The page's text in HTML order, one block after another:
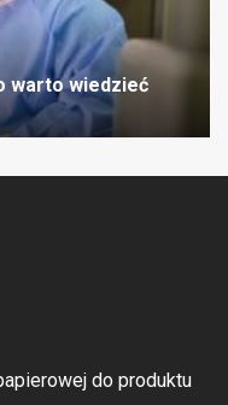
warto wiedzieć
do produktu